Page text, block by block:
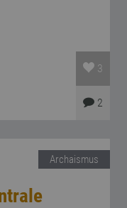
3
2
Archaismus